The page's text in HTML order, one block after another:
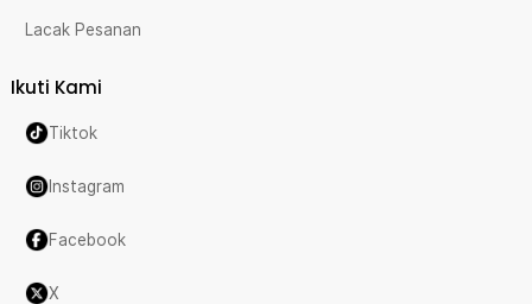
Lacak Pesanan
Ikuti Kami
Tiktok
Instagram
Facebook
X